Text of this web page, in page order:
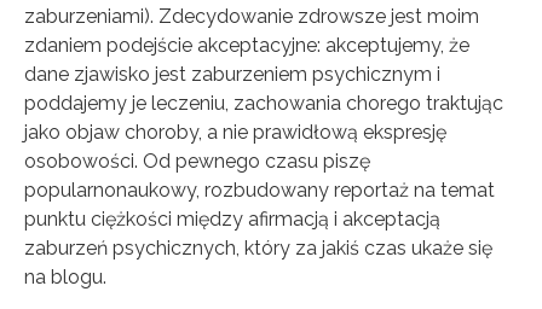
Wyrażam zgodę na przetwarzanie moich danych osobowych (adresu e-
mail oraz imienia) zawartych w zgłoszeniu w celu otrzymywania
newslettera. Szczegółowe informacje o przetwarzaniu danych znajdują
się w polityce prywatności.
zaburzeniami). Zdecydowanie zdrowsze jest moim
zdaniem podejście akceptacyjne: akceptujemy, że
dane zjawisko jest zaburzeniem psychicznym i
poddajemy je leczeniu, zachowania chorego traktując
jako objaw choroby, a nie prawidłową ekspresję
osobowości. Od pewnego czasu piszę
popularnonaukowy, rozbudowany reportaż na temat
punktu ciężkości między afirmacją i akceptacją
zaburzeń psychicznych, który za jakiś czas ukaże się
na blogu.